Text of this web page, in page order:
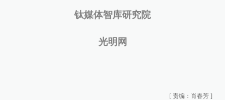
钛媒体智库研究院
光明网
[ 责编：肖春芳 ]